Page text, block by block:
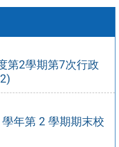
第2學期第7次行政
年第 2 學期期末校